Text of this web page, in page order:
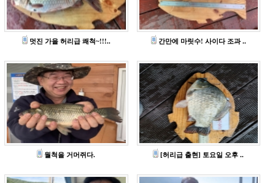
멋진 가을 허리급 쾌척~!!!.. 간만에 마릿수! 사이다 조과 ..
월척을 거머쥐다. [허리급 출현] 토요일 오후 ..